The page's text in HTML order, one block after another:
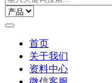
首页
关于我们
资料中心